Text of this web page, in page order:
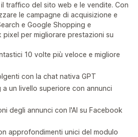
traffico del sito web e le vendite. Con
le campagne di acquisizione e
e Google Shopping e
pixel per migliorare prestazioni su
10 volte più veloce e migliore
con la chat nativa GPT
un livello superiore con annunci
degli annunci con l'AI su Facebook
approfondimenti unici del modulo